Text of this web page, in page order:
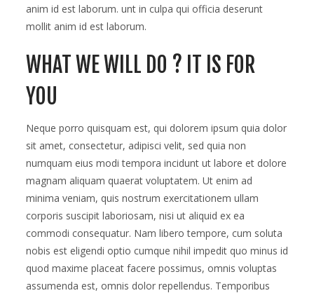
anim id est laborum. unt in culpa qui officia deserunt
mollit anim id est laborum.
WHAT WE WILL DO ? IT IS FOR
YOU
Neque porro quisquam est, qui dolorem ipsum quia dolor
sit amet, consectetur, adipisci velit, sed quia non
numquam eius modi tempora incidunt ut labore et dolore
magnam aliquam quaerat voluptatem. Ut enim ad
minima veniam, quis nostrum exercitationem ullam
corporis suscipit laboriosam, nisi ut aliquid ex ea
commodi consequatur. Nam libero tempore, cum soluta
nobis est eligendi optio cumque nihil impedit quo minus id
quod maxime placeat facere possimus, omnis voluptas
assumenda est, omnis dolor repellendus. Temporibus